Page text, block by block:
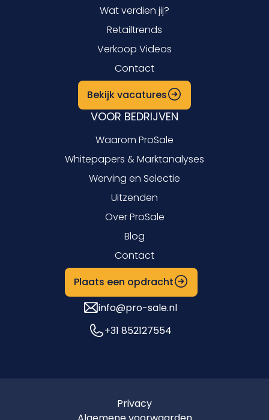
Wat verdien jij?
Retailtrends
Verkoop Videos
Contact
Bekijk vacatures
VOOR BEDRIJVEN
Waarom ProSale
Whitepapers & Marktanalyses
Werving en Selectie
Uitzenden
Over ProSale
Blog
Contact
Plaats een opdracht
info@pro-sale.nl
+31 852127554
Privacy